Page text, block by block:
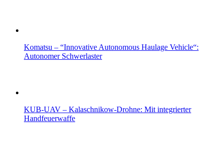
Komatsu – “Innovative Autonomous Haulage Vehicle“:
Autonomer Schwerlaster
KUB-UAV – Kalaschnikow-Drohne: Mit integrierter
Handfeuerwaffe